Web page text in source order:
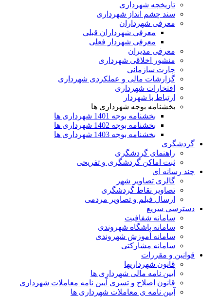
تاریخچه شهرداری
سند چشم انداز شهرداری
معرفی شهرداران
معرفی شهرداران قبلی
معرفی شهردار فعلی
معرفی مدیران
منشور اخلاقی شهرداری
چارت سازمانی
گزارشات مالی و عملکردی شهرداری
افتخارات شهرداری
ارتباط با شهردار
بخشنامه بوجه شهرداری ها
بخشنامه بوجه 1401 شهرداری ها
بخشنامه بوجه 1402 شهرداری ها
بخشنامه بوجه 1403 شهرداری ها
گردشگری
راهنمای گردشگری
ثبت اماکن گردشگری و تفریحی
چند رسانه ای
گالری تصاویر شهر
تصاویر نقاط گردشگری
ارسال فیلم و تصاویر مردمی
دسترسی سریع
سامانه شفافیت
سامانه باشگاه شهروندی
سامانه آموزش شهروندی
سامانه مشارکتی
قوانین و مقررات
قانون شهرداریها
آیین نامه مالی شهرداری ها
قانون اصلاح و تسری آیین نامه معاملات شهرداری
آیین نامه ی معاملات شهرداری ها